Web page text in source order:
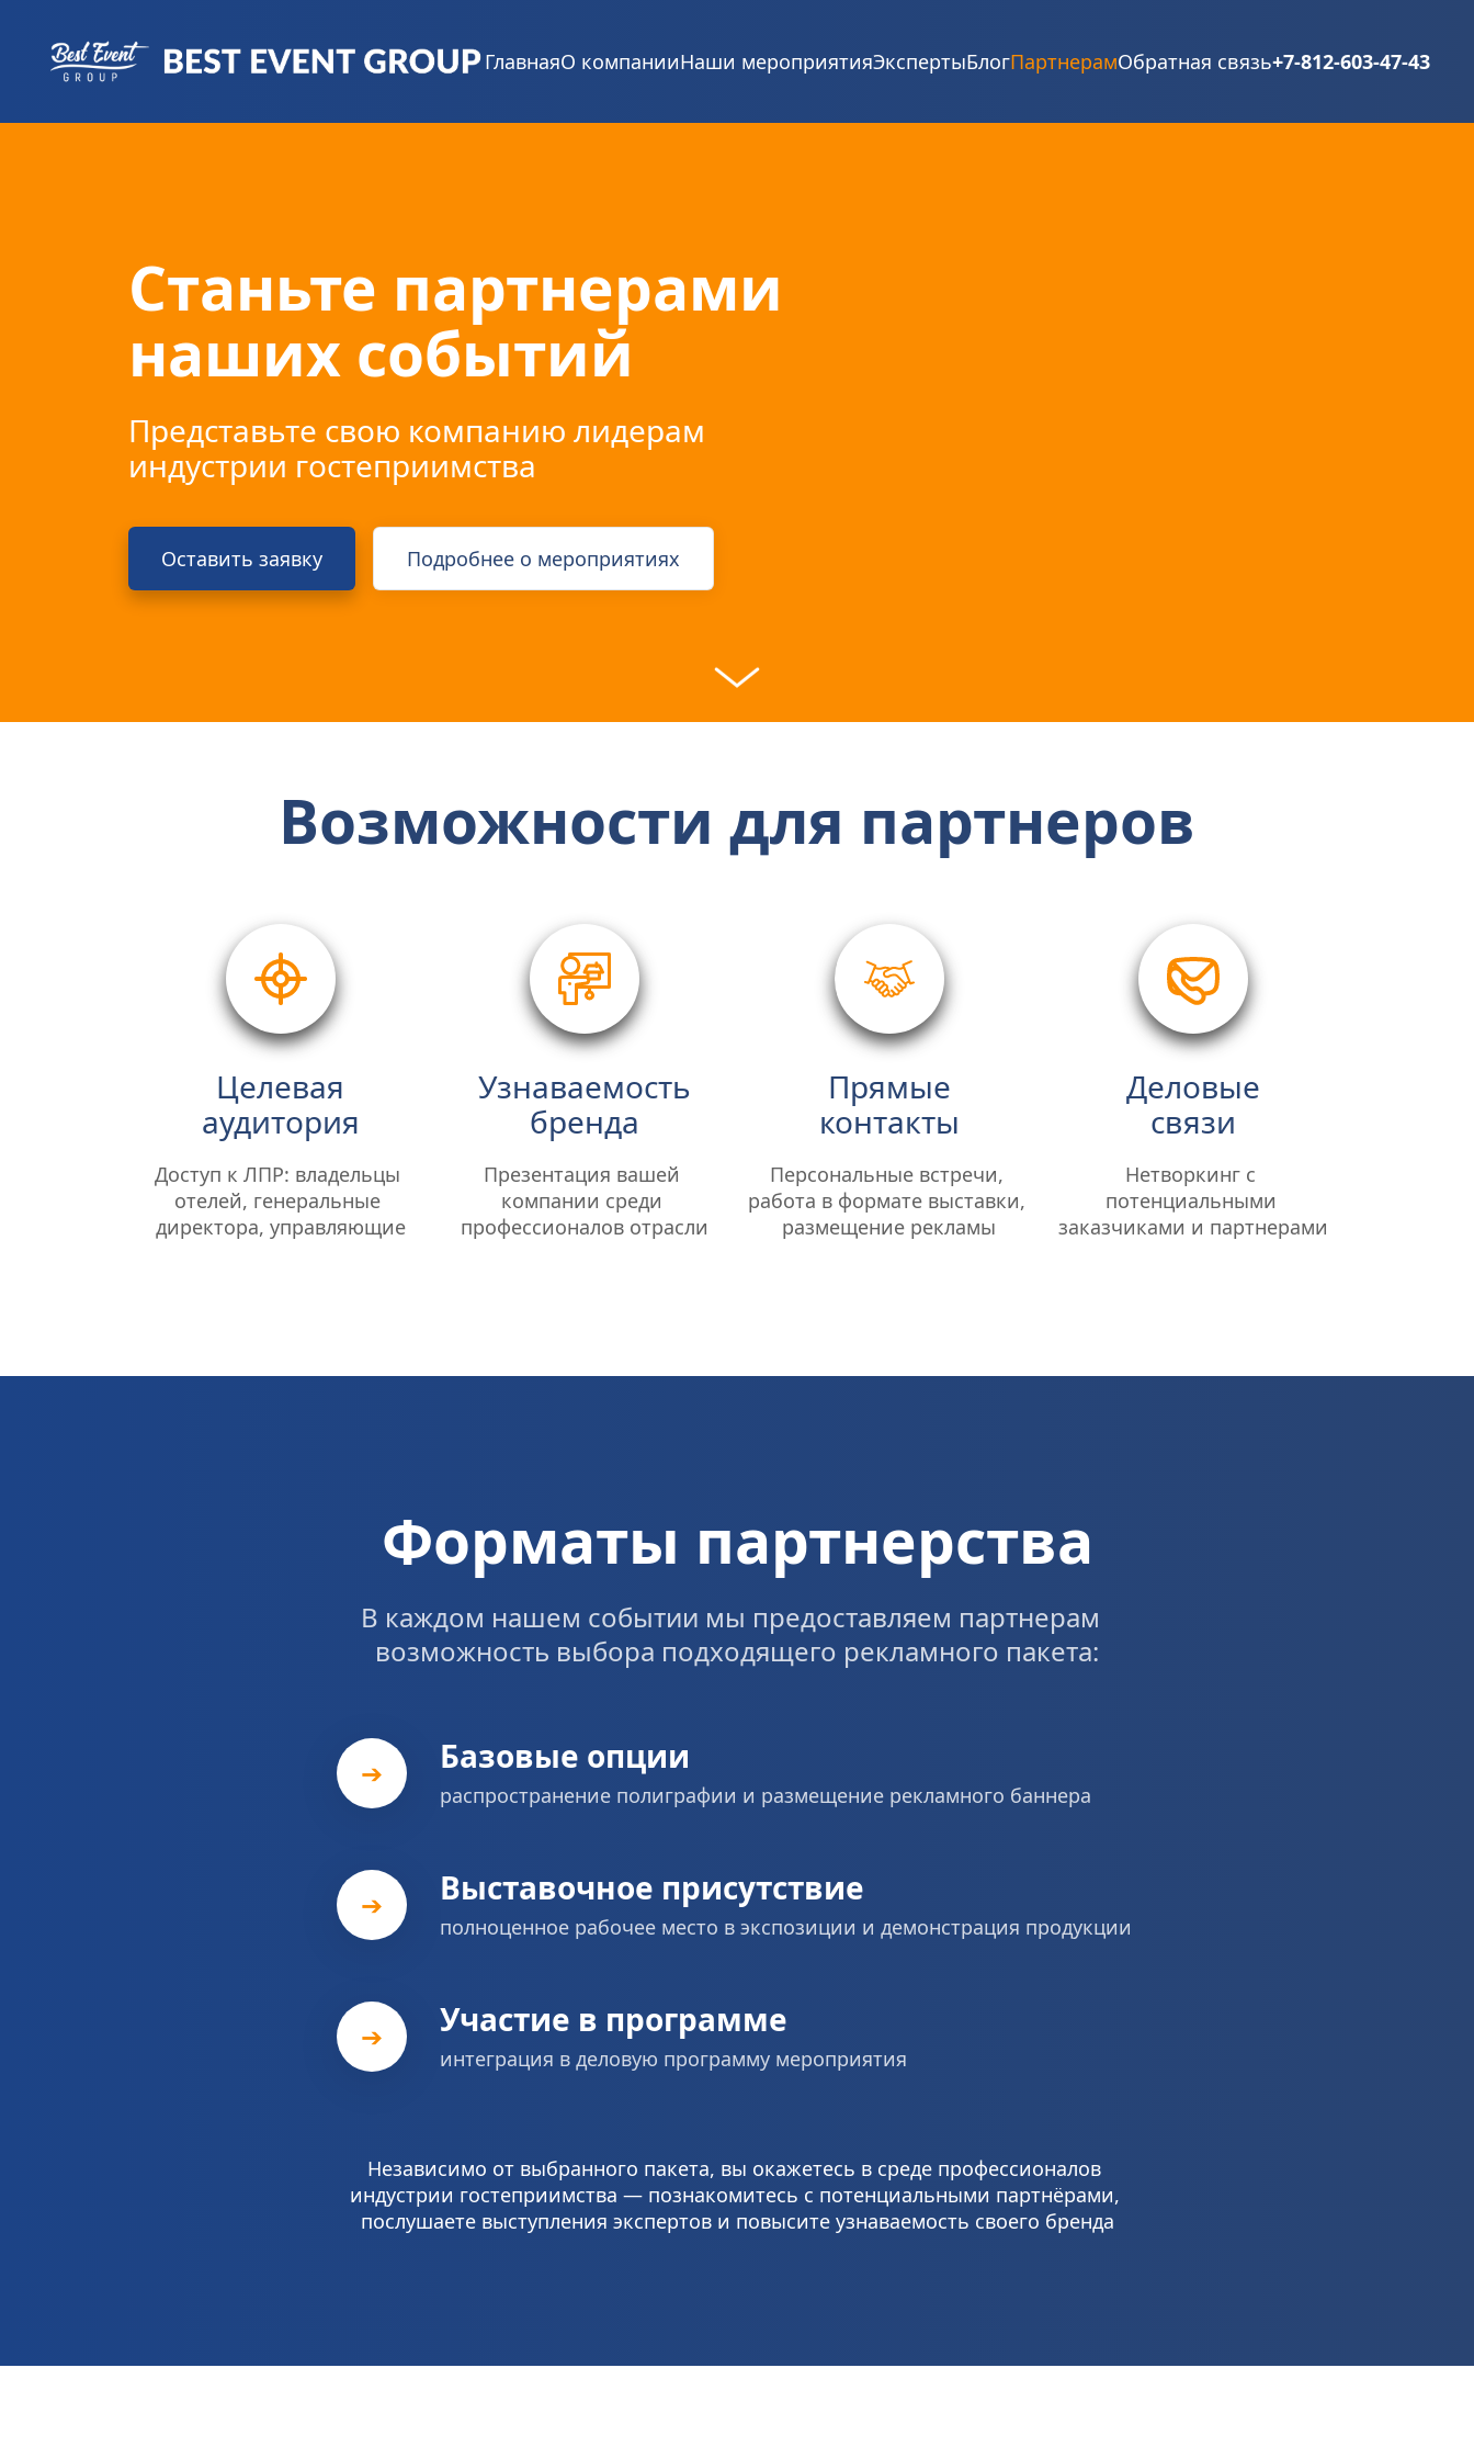
ГлавнаяО компанииНаши мероприятияЭкспертыБлогПартнерамОбратная связь+7-812-603-47-43
Станьте партнерами
наших событий
Представьте свою компанию лидерам
индустрии гостеприимства
Оставить заявку Подробнее о мероприятиях
Возможности для партнеров
Целевая
аудитория
Доступ к ЛПР: владельцы
отелей, генеральные
директора, управляющие
Узнаваемость
бренда
Презентация вашей
компании среди
профессионалов отрасли
Прямые
контакты
Персональные встречи,
работа в формате выставки,
размещение рекламы
Деловые
связи
Нетворкинг с
потенциальными
заказчиками и партнерами
Форматы партнерства
В каждом нашем событии мы предоставляем партнерам
возможность выбора подходящего рекламного пакета:
➔ Базовые опции
распространение полиграфии и размещение рекламного баннера
➔ Выставочное присутствие
полноценное рабочее место в экспозиции и демонстрация продукции
➔ Участие в программе
интеграция в деловую программу мероприятия
Независимо от выбранного пакета, вы окажетесь в среде профессионалов
индустрии гостеприимства — познакомитесь с потенциальными партнёрами,
послушаете выступления экспертов и повысите узнаваемость своего бренда